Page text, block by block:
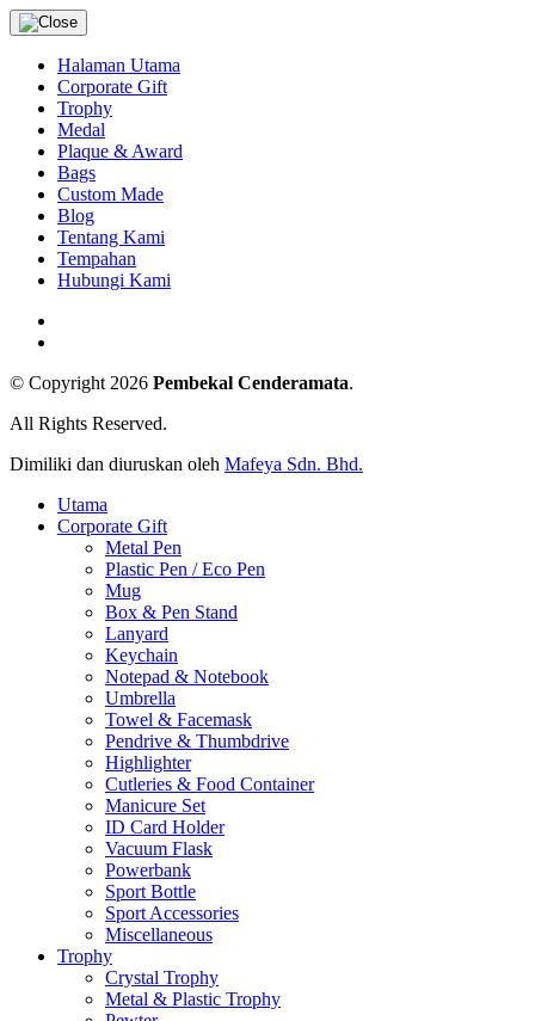
Halaman Utama
Corporate Gift
Trophy
Medal
Plaque & Award
Bags
Custom Made
Blog
Tentang Kami
Tempahan
Hubungi Kami
© Copyright 2026 Pembekal Cenderamata.
All Rights Reserved.
Dimiliki dan diuruskan oleh Mafeya Sdn. Bhd.
Utama
Corporate Gift
Metal Pen
Plastic Pen / Eco Pen
Mug
Box & Pen Stand
Lanyard
Keychain
Notepad & Notebook
Umbrella
Towel & Facemask
Pendrive & Thumbdrive
Highlighter
Cutleries & Food Container
Manicure Set
ID Card Holder
Vacuum Flask
Powerbank
Sport Bottle
Sport Accessories
Miscellaneous
Trophy
Crystal Trophy
Metal & Plastic Trophy